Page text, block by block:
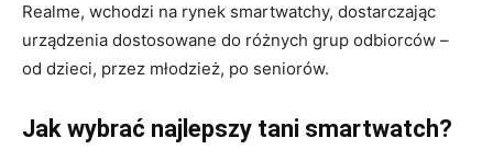
Realme, wchodzi na rynek smartwatchy, dostarczając
urządzenia dostosowane do różnych grup odbiorców –
od dzieci, przez młodzież, po seniorów.
Jak wybrać najlepszy tani smartwatch?